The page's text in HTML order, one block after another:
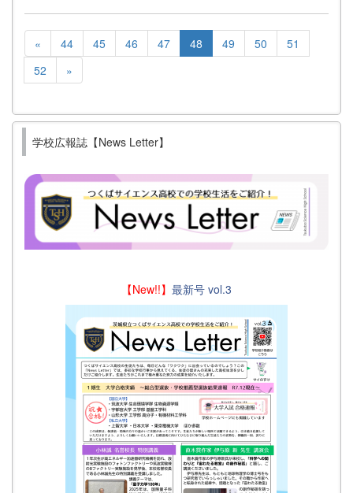
« 44 45 46 47 48 49 50
51
52
»
学校広報誌【News Letter】
【New!!】 最新号 vol.3